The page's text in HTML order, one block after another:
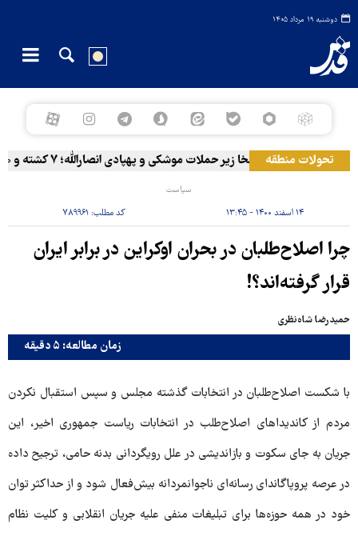
دوشنبه ۱۹ مرداد ۱۴۰۵
تحولات منطقهالمخا زیر حملات موشکی و پهپادی انصارالله؛ ۷ کشته و ۳۰ زخمی
سیاست
۱۴ اسفند ۱۴۰۰ - ۱۳:۴۵ کد مطلب: ۷۸۹۹۶۱
چرا اصلاح‌طلبان در بحران اوکراین در برابر ایران
قرار گرفته‌اند؟!
حمیدرضا شاه‌نظری
زمان مطالعه: ۵ دقیقه
با شکست اصلاح‌طلبان در انتخابات گذشته مجلس و سپس استقبال نکردن
مردم از کاندیداهای اصلاح‌طلب در انتخابات ریاست جمهوری اخیر، این
جریان به جای سکوت و بازاندیشی در علل رویگردانی بدنه حامی، ترجیح داده
در عرصه پروپاگاندای رسانه‌ای ناجوانمردانه بیش‌فعال شود و از حداکثر توان
خود در همه حوزه‌ها برای تبلیغات منفی علیه جریان انقلابی و کلیت نظام